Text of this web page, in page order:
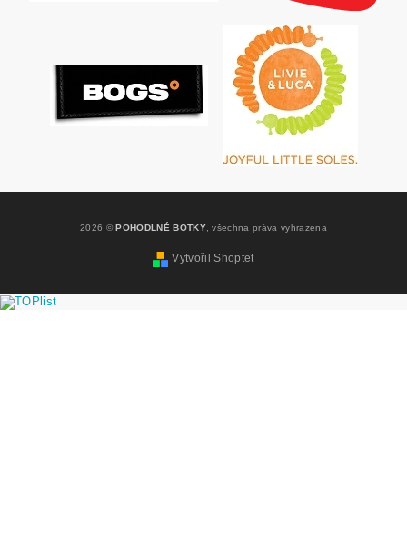
2026 ©POHODLNÉ BOTKY, všechna práva vyhrazena
Vytvořil Shoptet